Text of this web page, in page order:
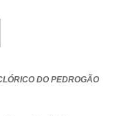
DO PEDROGÃO